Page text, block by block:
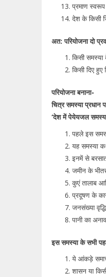
प्रमाण
देश के किसी
अत: परियोजना दो
किसी
किसी दिए
परियोजना बनाना-
चित्र समस्या प्रधान
‘देश में पेयेयजल
पहले इस
यह समस्या
इनमें से
जमीन के
कुएं तालाब
प्रदूषण के
जनसंख्या
पानी का
इस समस्या के सभी
ये आंकड़े
शासन या